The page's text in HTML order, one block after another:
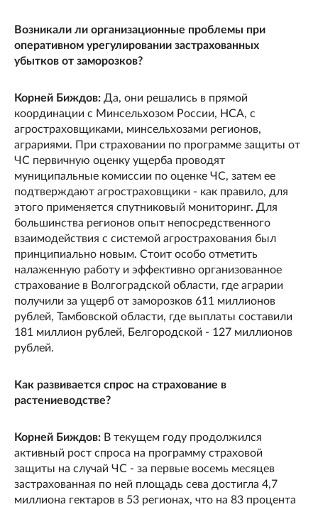
Возникали ли организационные проблемы при
оперативном урегулировании застрахованных
убытков от заморозков?
Корней Биждов: Да, они решались в прямой
координации с Минсельхозом России, НСА, с
агростраховщиками, минсельхозами регионов,
аграриями. При страховании по программе защиты от
ЧС первичную оценку ущерба проводят
муниципальные комиссии по оценке ЧС, затем ее
подтверждают агростраховщики - как правило, для
этого применяется спутниковый мониторинг. Для
большинства регионов опыт непосредственного
взаимодействия с системой агрострахования был
принципиально новым. Стоит особо отметить
налаженную работу и эффективно организованное
страхование в Волгоградской области, где аграрии
получили за ущерб от заморозков 611 миллионов
рублей, Тамбовской области, где выплаты составили
181 миллион рублей, Белгородской - 127 миллионов
рублей.
Как развивается спрос на страхование в
растениеводстве?
Корней Биждов: В текущем году продолжился
активный рост спроса на программу страховой
защиты на случай ЧС - за первые восемь месяцев
застрахованная по ней площадь сева достигла 4,7
миллиона гектаров в 53 регионах, что на 83 процента